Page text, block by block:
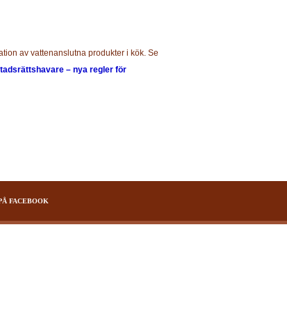
av vattenanslutna produkter i kök. Se
– nya regler för
FACEBOOK